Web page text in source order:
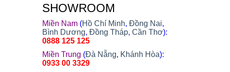
SHOWROOM
Miền Nam (Hồ Chí Minh, Đồng Nai,
Bình Dương, Đồng Tháp, Cần Thơ):
0888 125 125
Miền Trung (Đà Nẵng, Khánh Hòa):
0933 00 3329